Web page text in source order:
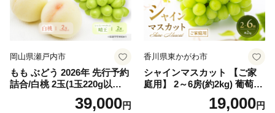
岡山県瀬戸内市
もも ぶどう 2026年 先行予約
詰合/白桃 2玉(1玉220g以
上)・シャインマスカット 晴
39,000円
香川県東かがわ市
シャインマスカット 【ご家
庭用】 2～6房(約2kg) 葡萄 ぶ
どう ブドウ フルーツ 果物 く
だもの 果実 旬の果物 旬のフ
19,000円